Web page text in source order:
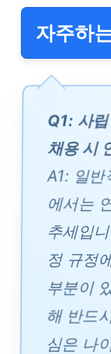
자주하
Q1: 사
채용 시
A1: 일반
에서는
추세입
정 규정
부분이
해 반드
심은 나